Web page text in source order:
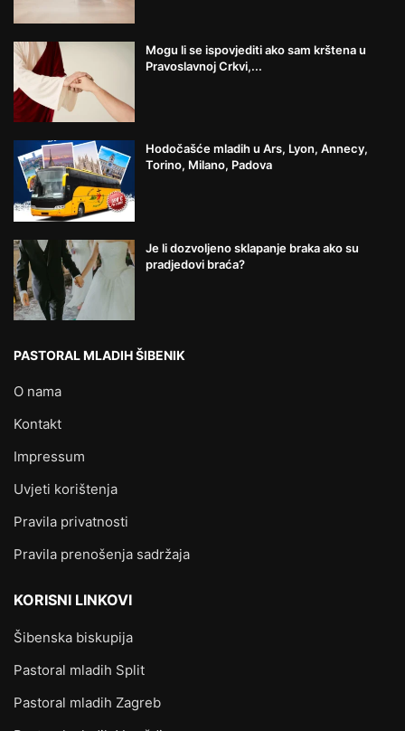
Mogu li se ispovjediti ako sam krštena u
Pravoslavnoj Crkvi,...
Hodočašće mladih u Ars, Lyon, Annecy,
Torino, Milano, Padova
Je li dozvoljeno sklapanje braka ako su
pradjedovi braća?
PASTORAL MLADIH ŠIBENIK
O nama
Kontakt
Impressum
Uvjeti korištenja
Pravila privatnosti
Pravila prenošenja sadržaja
KORISNI LINKOVI
Šibenska biskupija
Pastoral mladih Split
Pastoral mladih Zagreb